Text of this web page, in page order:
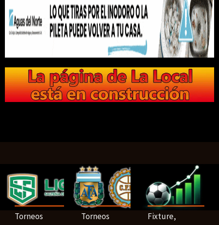
Torneos
Torneos
Fixture,